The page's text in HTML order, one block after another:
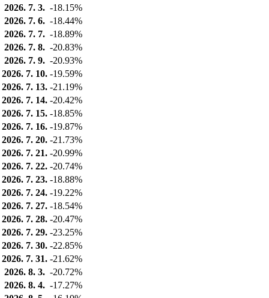
2026. 7. 3. -18.15%
2026. 7. 6. -18.44%
2026. 7. 7. -18.89%
2026. 7. 8. -20.83%
2026. 7. 9. -20.93%
2026. 7. 10. -19.59%
2026. 7. 13. -21.19%
2026. 7. 14. -20.42%
2026. 7. 15. -18.85%
2026. 7. 16. -19.87%
2026. 7. 20. -21.73%
2026. 7. 21. -20.99%
2026. 7. 22. -20.74%
2026. 7. 23. -18.88%
2026. 7. 24. -19.22%
2026. 7. 27. -18.54%
2026. 7. 28. -20.47%
2026. 7. 29. -23.25%
2026. 7. 30. -22.85%
2026. 7. 31. -21.62%
2026. 8. 3. -20.72%
2026. 8. 4. -17.27%